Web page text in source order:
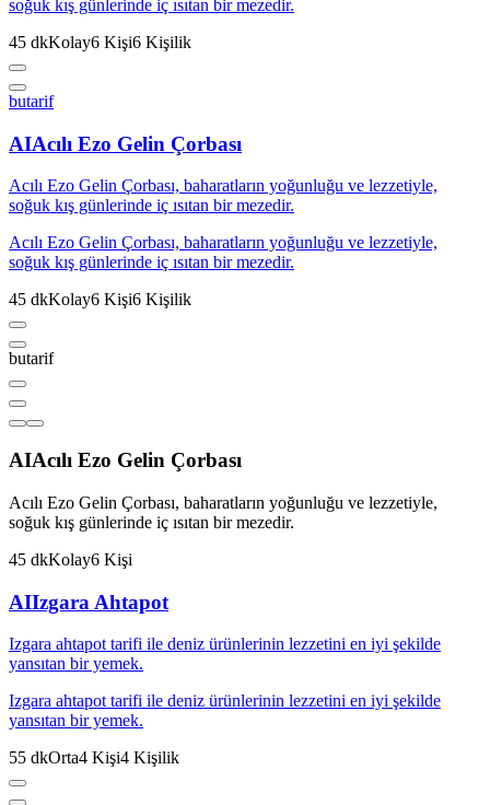
soğuk kış günlerinde iç ısıtan bir mezedir.
45 dkKolay6 Kişi6 Kişilik
butarif
AIAcılı Ezo Gelin Çorbası
Acılı Ezo Gelin Çorbası, baharatların yoğunluğu ve lezzetiyle,
soğuk kış günlerinde iç ısıtan bir mezedir.
Acılı Ezo Gelin Çorbası, baharatların yoğunluğu ve lezzetiyle,
soğuk kış günlerinde iç ısıtan bir mezedir.
45 dkKolay6 Kişi6 Kişilik
butarif
AIAcılı Ezo Gelin Çorbası
Acılı Ezo Gelin Çorbası, baharatların yoğunluğu ve lezzetiyle,
soğuk kış günlerinde iç ısıtan bir mezedir.
45 dkKolay6 Kişi
AIIzgara Ahtapot
Izgara ahtapot tarifi ile deniz ürünlerinin lezzetini en iyi şekilde
yansıtan bir yemek.
Izgara ahtapot tarifi ile deniz ürünlerinin lezzetini en iyi şekilde
yansıtan bir yemek.
55 dkOrta4 Kişi4 Kişilik